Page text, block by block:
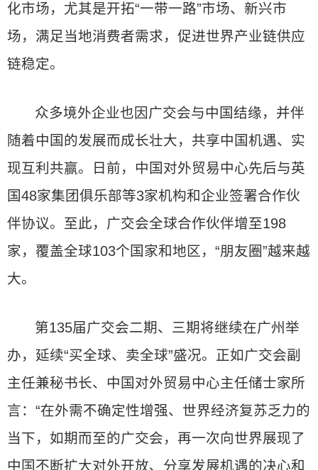
化市场，尤其是开拓“一带一路”市场、新兴市
场，满足当地消费者需求，促进世界产业链供应
链稳定。
众多境外企业也因广交会与中国结缘，并伴
随着中国的发展而成长壮大，共享中国机遇、实
现互利共赢。日前，中国对外贸易中心先后与英
国48家集团俱乐部等3家机构和企业签署合作伙
伴协议。至此，广交会全球合作伙伴增至198
家，覆盖全球103个国家和地区，“朋友圈”越来越
大。
第135届广交会二期、三期将继续在广州举
办，延续“买全球、卖全球”盛况。正如广交会副
主任兼秘书长、中国对外贸易中心主任储士家所
言：“在外需不确定性增强、世界经济复苏乏力的
当下，如期而至的广交会，再一次向世界展现了
中国不断扩大对外开放、分享发展机遇的决心和